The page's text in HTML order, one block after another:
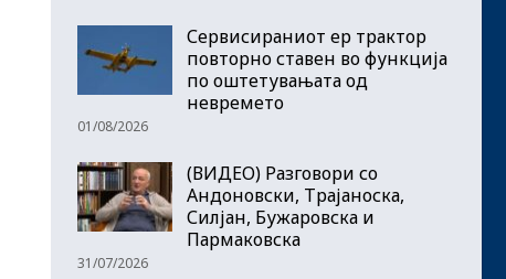
Сервисираниот ер трактор
повторно ставен во функција
по оштетувањата од
невремето
01/08/2026
(ВИДЕО) Разговори со
Андоновски, Трајаноска,
Силјан, Бужаровска и
Пармаковска
31/07/2026